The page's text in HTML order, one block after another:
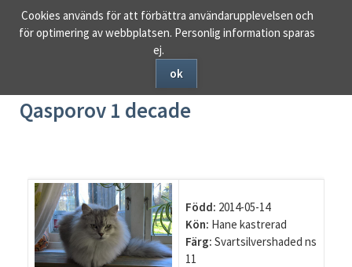
Ta
bort
CH S*Solsibs Umberto
Qasporov 1 decade
Född: 2014-05-14
Kön: Hane kastrerad
Färg: Svartsilvershaded ns
11
Cookies används för att förbättra användarupplevelsen och
för optimering av webbplatsen. Personlig information sparas
ej.
ok